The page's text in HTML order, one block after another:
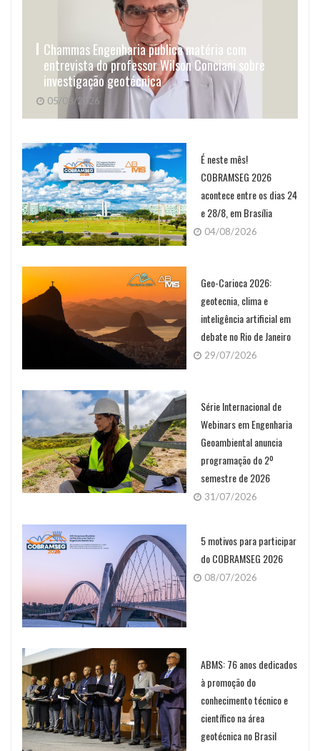
Chammas Engenharia publica matéria com
entrevista do professor Wilson Conciani sobre
investigação geotécnica
05/08/2026
É neste mês!
COBRAMSEG 2026
acontece entre os dias 24
e 28/8, em Brasília
04/08/2026
Geo-Carioca 2026:
geotecnia, clima e
inteligência artificial em
debate no Rio de Janeiro
29/07/2026
Série Internacional de
Webinars em Engenharia
Geoambiental anuncia
programação do 2º
semestre de 2026
31/07/2026
5 motivos para participar
do COBRAMSEG 2026
08/07/2026
ABMS: 76 anos dedicados
à promoção do
conhecimento técnico e
científico na área
geotécnica no Brasil